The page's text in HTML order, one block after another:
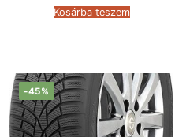
89.929 Ft.
Kosárba teszem
-45%